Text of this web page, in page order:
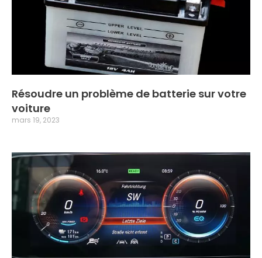
Résoudre un problème de batterie sur votre
voiture
mars 19, 2023